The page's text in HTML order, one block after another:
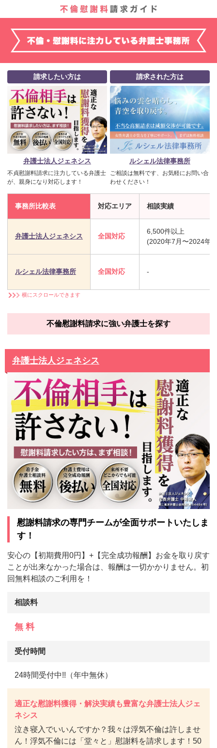
請求したい方は
弁護士法人ジェネシス
不貞慰謝料請求に注力している弁護士
が、親身になり対応します！
請求された方は
ルシェル法律事務所
ご相談は無料です、お気軽にお問い合
わせください！
事務所比較表 対応エリア 相談実績
弁護士法人ジェネシス 全国対応
6,500件以上
(2020年7月〜2024年
ルシェル法律事務所 全国対応 -
横にスクロールできます
不倫慰謝料請求に強い弁護士を探す
弁護士法人ジェネシス
慰謝料請求の専門チームが全面サポートいたしま
す！
安心の【初期費用0円】+【完全成功報酬】お金を取り戻す
ことが出来なかった場合は、報酬は一切かかりません。初
回無料相談のご利用を！
相談料
無 料
受付時間
24時間受付中!!（年中無休）
適正な慰謝料獲得・解決実績も豊富な弁護士法人ジェ
ネシス
泣き寝入でいいんですか？我々は浮気不倫は許しませ
ん！浮気不倫には「堂々と」慰謝料を請求します！50